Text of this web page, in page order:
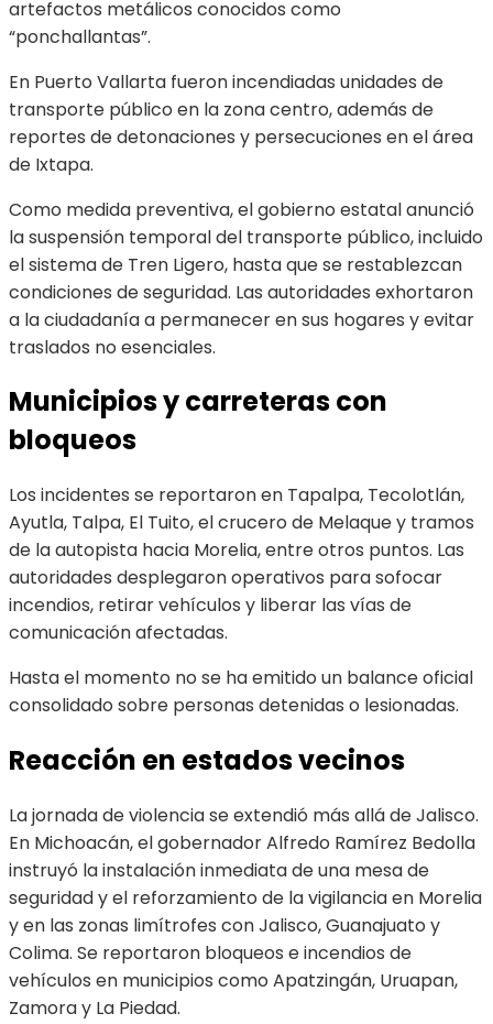
artefactos metálicos conocidos como
“ponchallantas”.
En Puerto Vallarta fueron incendiadas unidades de
transporte público en la zona centro, además de
reportes de detonaciones y persecuciones en el área
de Ixtapa.
Como medida preventiva, el gobierno estatal anunció
la suspensión temporal del transporte público, incluido
el sistema de Tren Ligero, hasta que se restablezcan
condiciones de seguridad. Las autoridades exhortaron
a la ciudadanía a permanecer en sus hogares y evitar
traslados no esenciales.
Municipios y carreteras con
bloqueos
Los incidentes se reportaron en Tapalpa, Tecolotlán,
Ayutla, Talpa, El Tuito, el crucero de Melaque y tramos
de la autopista hacia Morelia, entre otros puntos. Las
autoridades desplegaron operativos para sofocar
incendios, retirar vehículos y liberar las vías de
comunicación afectadas.
Hasta el momento no se ha emitido un balance oficial
consolidado sobre personas detenidas o lesionadas.
Reacción en estados vecinos
La jornada de violencia se extendió más allá de Jalisco.
En Michoacán, el gobernador Alfredo Ramírez Bedolla
instruyó la instalación inmediata de una mesa de
seguridad y el reforzamiento de la vigilancia en Morelia
y en las zonas limítrofes con Jalisco, Guanajuato y
Colima. Se reportaron bloqueos e incendios de
vehículos en municipios como Apatzingán, Uruapan,
Zamora y La Piedad.